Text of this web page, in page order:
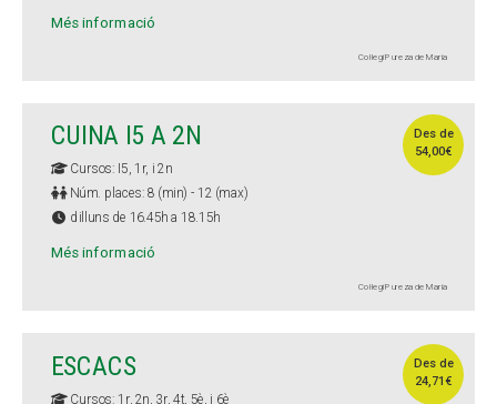
Més informació
Col·legi Pureza de María
Des de
54,00€
CUINA I5 A 2N
Cursos: I5, 1r, i 2n
Núm. places: 8 (min) - 12 (max)
dilluns de 16.45h a 18.15h
Més informació
Col·legi Pureza de María
Des de
24,71€
ESCACS
Cursos: 1r, 2n, 3r, 4t, 5è, i 6è